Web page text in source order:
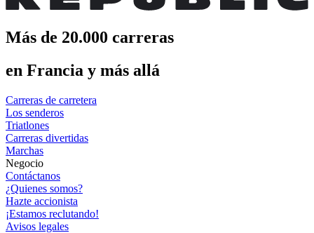
Más de 20.000 carreras
en Francia y más allá
Carreras de carretera
Los senderos
Triatlones
Carreras divertidas
Marchas
Negocio
Contáctanos
¿Quienes somos?
Hazte accionista
¡Estamos reclutando!
Avisos legales